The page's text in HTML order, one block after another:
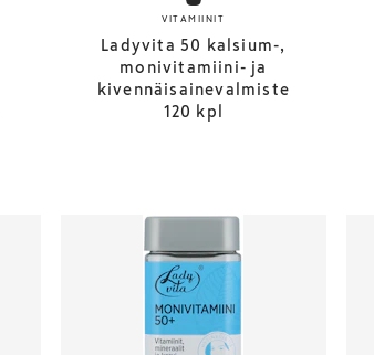
VITAMIINIT
Ladyvita 50 kalsium-,
monivitamiini- ja
kivennäisainevalmiste
120 kpl